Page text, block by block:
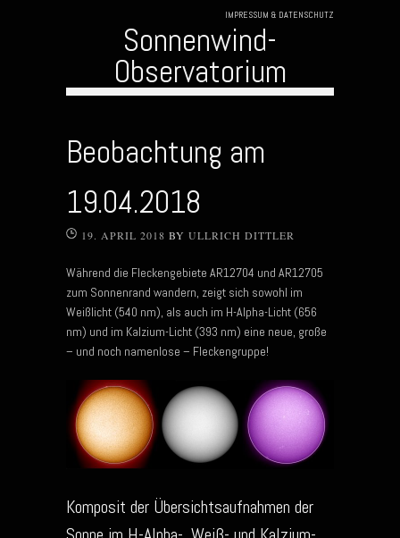
IMPRESSUM & DATENSCHUTZ
Sonnenwind-
Observatorium
Beobachtung am
19.04.2018
19. APRIL 2018 BY ULLRICH DITTLER
Während die Fleckengebiete AR12704 und AR12705
zum Sonnenrand wandern, zeigt sich sowohl im
Weißlicht (540 nm), als auch im H-Alpha-Licht (656
nm) und im Kalzium-Licht (393 nm) eine neue, große
– und noch namenlose – Fleckengruppe!
Komposit der Übersichtsaufnahmen der